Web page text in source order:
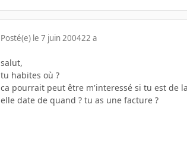
Posté(e) le 7 juin 200422 a
salut,
tu habites où ?
ca pourrait peut être m'interessé si tu est de
elle date de quand ? tu as une facture ?